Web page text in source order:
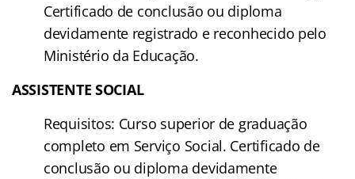
Certificado de conclusão ou diploma
devidamente registrado e reconhecido pelo
Ministério da Educação.
ASSISTENTE SOCIAL
Requisitos: Curso superior de graduação
completo em Serviço Social. Certificado de
conclusão ou diploma devidamente